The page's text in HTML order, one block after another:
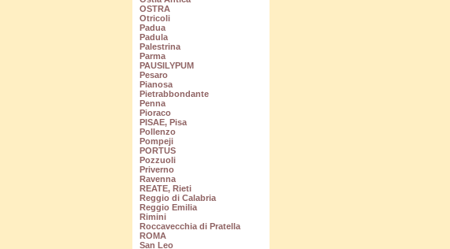
OSTRA
Otricoli
Padua
Padula
Palestrina
Parma
PAUSILYPUM
Pesaro
Pianosa
Pietrabbondante
Penna
Pioraco
PISAE, Pisa
Pollenzo
Pompeji
PORTUS
Pozzuoli
Priverno
Ravenna
REATE, Rieti
Reggio di Calabria
Reggio Emilia
Rimini
Roccavecchia di Pratella
ROMA
San Leo